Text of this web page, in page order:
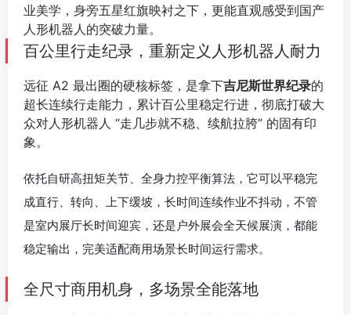
业美学，身旁五星红旗映衬之下，更能直观感受到国产
人形机器人的突破力量。
百公里行走纪录，重新定义人形机器人耐力
远征 A2 最出圈的硬核标签，是拿下吉尼斯世界纪录的
超长连续行走能力，累计百公里稳定行进，彻底打破大
众对人形机器人 “走几步就不稳、续航拉胯” 的固有印
象。
依托自研高扭矩关节、全身力控平衡算法，它可以平稳完
成直行、转向、上下缓坡，长时间连续作业不抖动，不管
是室内展厅长时间迎宾，还是户外展会全天候展演，都能
稳定输出，完美适配商用场景长时间运行需求。
全尺寸商用机身，多场景全能落地